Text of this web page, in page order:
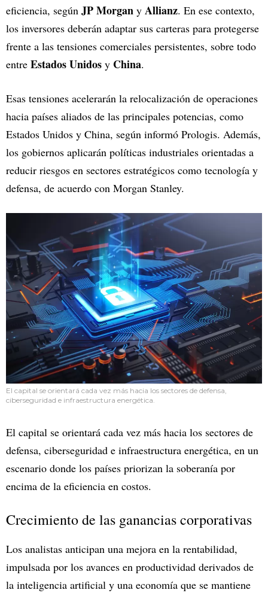
eficiencia, según JP Morgan y Allianz. En ese contexto,
los inversores deberán adaptar sus carteras para protegerse
frente a las tensiones comerciales persistentes, sobre todo
entre Estados Unidos y China.
Esas tensiones acelerarán la relocalización de operaciones
hacia países aliados de las principales potencias, como
Estados Unidos y China, según informó Prologis. Además,
los gobiernos aplicarán políticas industriales orientadas a
reducir riesgos en sectores estratégicos como tecnología y
defensa, de acuerdo con Morgan Stanley.
El capital se orientará cada vez más hacia los sectores de defensa,
ciberseguridad e infraestructura energética.
El capital se orientará cada vez más hacia los sectores de
defensa, ciberseguridad e infraestructura energética, en un
escenario donde los países priorizan la soberanía por
encima de la eficiencia en costos.
Crecimiento de las ganancias corporativas
Los analistas anticipan una mejora en la rentabilidad,
impulsada por los avances en productividad derivados de
la inteligencia artificial y una economía que se mantiene